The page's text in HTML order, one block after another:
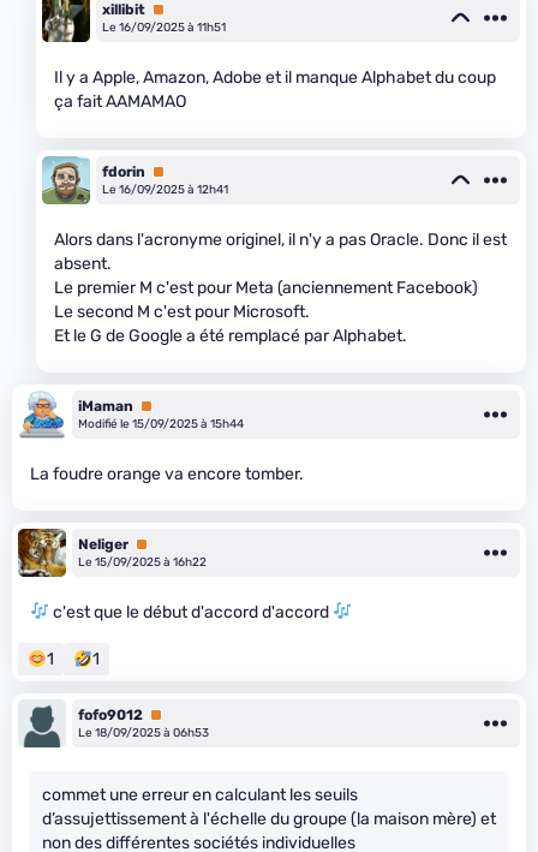
xillibit Premium
Le 16/09/2025 à 11h51
Il y a Apple, Amazon, Adobe et il manque Alphabet du coup
ça fait AAMAMAO
fdorin
Premium
Le 16/09/2025 à 12h41
Alors dans l'acronyme originel, il n'y a pas Oracle. Donc il est
absent.
Le premier M c'est pour Meta (anciennement Facebook)
Le second M c'est pour Microsoft.
Et le G de Google a été remplacé par Alphabet.
iMaman
Premium
Modifié le 15/09/2025 à 15h44
La foudre orange va encore tomber.
Neliger Premium
Le 15/09/2025 à 16h22
c'est que le début d'accord d'accord
1 1
fofo9012 Premium
Le 18/09/2025 à 06h53
commet une erreur en calculant les seuils
d’assujettissement à l'échelle du groupe (la maison mère) et
non des différentes sociétés individuelles